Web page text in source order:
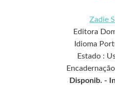
Zadie
Editora
Idioma
Estado :
Disponib. -